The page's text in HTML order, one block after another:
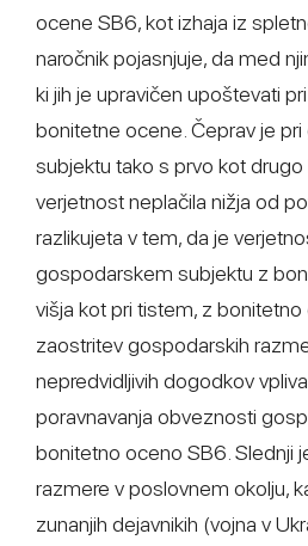
ocene SB6, kot izhaja iz
naročnik pojasnjuje, da med
ki jih je upravičen upoštevati
bonitetne ocene. Čeprav je
subjektu tako s prvo kot
verjetnost neplačila nižja od
razlikujeta v tem, da je
gospodarskem subjektu z
višja kot pri tistem, z
zaostritev gospodarskih
nepredvidljivih dogodkov
poravnavanja obveznosti
bonitetno oceno SB6. Slednji
razmere v poslovnem okolju,
zunanjih dejavnikih (vojna v